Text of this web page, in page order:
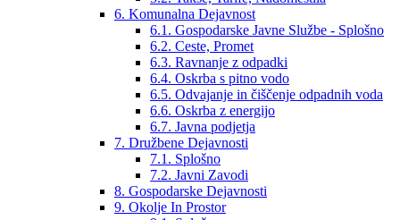
6. Komunalna Dejavnost
6.1. Gospodarske Javne Službe - Splošno
6.2. Ceste, Promet
6.3. Ravnanje z odpadki
6.4. Oskrba s pitno vodo
6.5. Odvajanje in čiščenje odpadnih voda
6.6. Oskrba z energijo
6.7. Javna podjetja
7. Družbene Dejavnosti
7.1. Splošno
7.2. Javni Zavodi
8. Gospodarske Dejavnosti
9. Okolje In Prostor